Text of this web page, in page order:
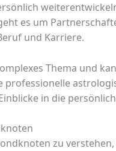
es um
und Karriere.
Thema und
professionelle
in die
zu